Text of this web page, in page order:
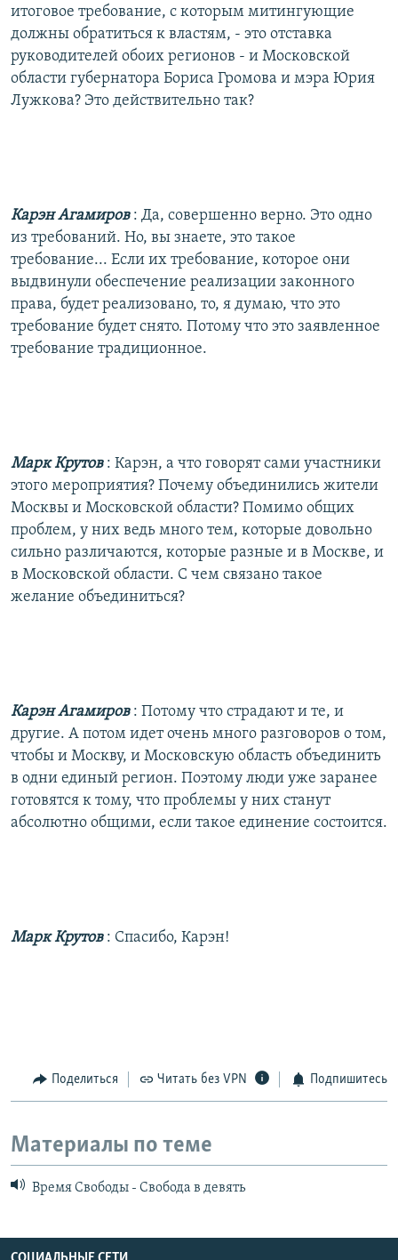
итоговое требование, с которым митингующие
должны обратиться к властям, - это отставка
руководителей обоих регионов - и Московской
области губернатора Бориса Громова и мэра Юрия
Лужкова? Это действительно так?
Карэн Агамиров : Да, совершенно верно. Это одно
из требований. Но, вы знаете, это такое
требование... Если их требование, которое они
выдвинули обеспечение реализации законного
права, будет реализовано, то, я думаю, что это
требование будет снято. Потому что это заявленное
требование традиционное.
Марк Крутов : Карэн, а что говорят сами участники
этого мероприятия? Почему объединились жители
Москвы и Московской области? Помимо общих
проблем, у них ведь много тем, которые довольно
сильно различаются, которые разные и в Москве, и
в Московской области. С чем связано такое
желание объединиться?
Карэн Агамиров : Потому что страдают и те, и
другие. А потом идет очень много разговоров о том,
чтобы и Москву, и Московскую область объединить
в одни единый регион. Поэтому люди уже заранее
готовятся к тому, что проблемы у них станут
абсолютно общими, если такое единение состоится.
Марк Крутов : Спасибо, Карэн!
Поделиться Читать без VPN Подпишитесь
Материалы по теме
Время Свободы - Свобода в девять